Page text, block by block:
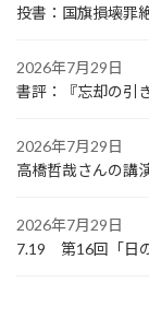
投書：国旗損壊罪
2026年7月29日
書評：『忘却の引
2026年7月29日
高橋哲哉さんの講
2026年7月29日
7.19 第16回「日